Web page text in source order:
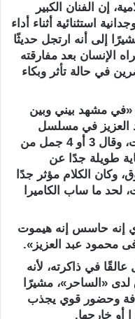
إن الفنان الكبير
استثنائية أثناء أداء
إلى أنه ارتجل حديثًا
الإنسان بعد مفارقته
في حالة تأثر وبكاء
«في مشهد بيني وبين
العزيز في مسلسل
(جبل الحلال)، كان بيتكلم عن الموت، وقال 3 أو 4 جمل من
طويلة جدًا عن
وكان الكلام مؤثر جدًا
لحد ما ساب الكاميرا
إنه حاسس إنه هيموت
محمود عبد العزيز».
في ذاكرته، لأنه
«الساحر»، مشيرًا
وحضور قوي يجذب
أو خارجها.